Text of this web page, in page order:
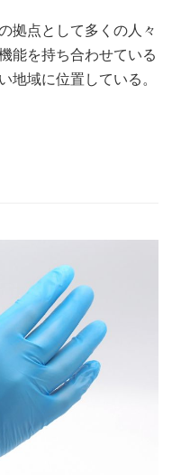
拠点として多くの人々
能を持ち合わせている
地域に位置している。